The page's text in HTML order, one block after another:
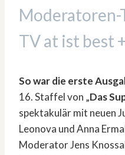
Moderatoren-
TV at ist best
So war die erste
16. Staffel von „Das
spektakulär mit neuen
Leonova und Anna
Moderator Jens